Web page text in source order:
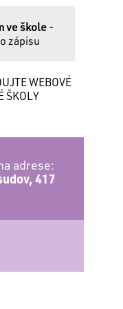
ve škole-
zápisu
WEBOVÉ
ŠKOLY
adrese:
417